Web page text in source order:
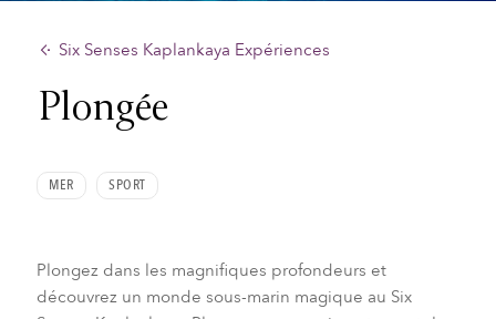
Six Senses Kaplankaya Expériences
Plongée
MER SPORT
Plongez dans les magnifiques profondeurs et
découvrez un monde sous-marin magique au Six